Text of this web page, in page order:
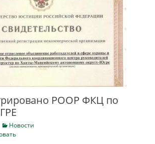
РООР ФКЦ по
Categories
Новости